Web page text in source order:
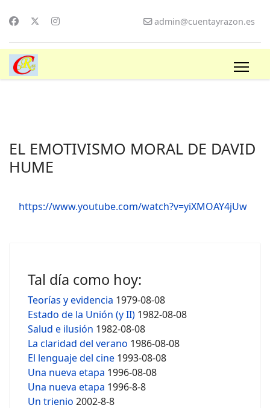
admin@cuentayrazon.es
EL EMOTIVISMO MORAL DE DAVID
HUME
https://www.youtube.com/watch?v=yiXMOAY4jUw
Tal día como hoy:
Teorías y evidencia 1979-08-08
Estado de la Unión (y II) 1982-08-08
Salud e ilusión 1982-08-08
La claridad del verano 1986-08-08
El lenguaje del cine 1993-08-08
Una nueva etapa 1996-08-08
Una nueva etapa 1996-8-8
Un trienio 2002-8-8